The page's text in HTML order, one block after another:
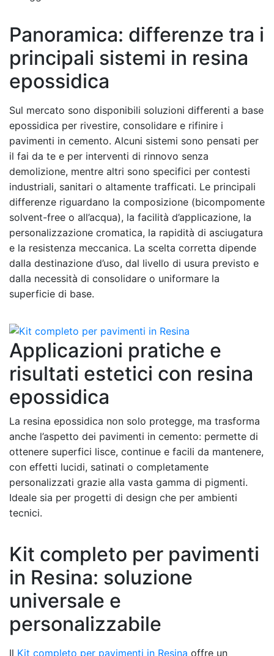
Panoramica: differenze tra i
principali sistemi in resina
epossidica
Sul mercato sono disponibili soluzioni differenti a base
epossidica per rivestire, consolidare e rifinire i
pavimenti in cemento. Alcuni sistemi sono pensati per
il fai da te e per interventi di rinnovo senza
demolizione, mentre altri sono specifici per contesti
industriali, sanitari o altamente trafficati. Le principali
differenze riguardano la composizione (bicompomente
solvent-free o all’acqua), la facilità d’applicazione, la
personalizzazione cromatica, la rapidità di asciugatura
e la resistenza meccanica. La scelta corretta dipende
dalla destinazione d’uso, dal livello di usura previsto e
dalla necessità di consolidare o uniformare la
superficie di base.
Applicazioni pratiche e
risultati estetici con resina
epossidica
La resina epossidica non solo protegge, ma trasforma
anche l’aspetto dei pavimenti in cemento: permette di
ottenere superfici lisce, continue e facili da mantenere,
con effetti lucidi, satinati o completamente
personalizzati grazie alla vasta gamma di pigmenti.
Ideale sia per progetti di design che per ambienti
tecnici.
Kit completo per pavimenti
in Resina: soluzione
universale e
personalizzabile
Il Kit completo per pavimenti in Resina offre un